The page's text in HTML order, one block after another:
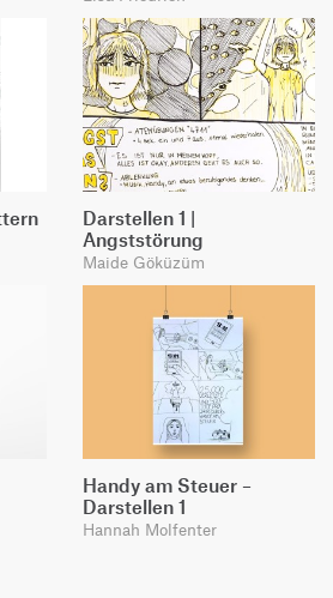
Darstellen 1 |
Angststörung
Maide Göküzüm
Handy am Steuer –
Darstellen 1
Hannah Molfenter